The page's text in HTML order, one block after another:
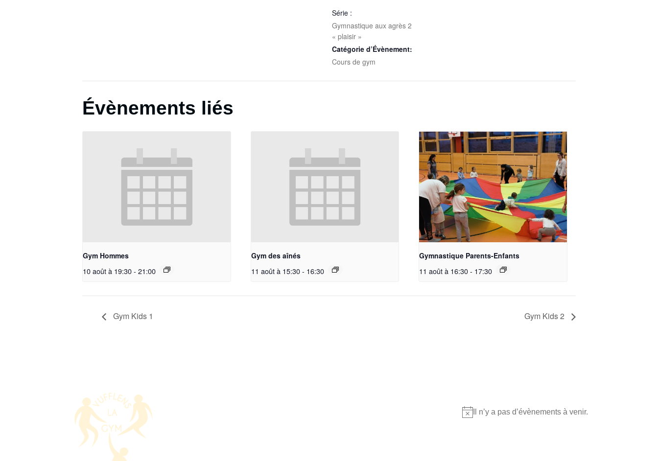
Série :
Gymnastique aux agrès 2
« plaisir »
Catégorie d’Évènement:
Cours de gym
Évènements liés
Gym Hommes
10 août à 19:30- 21:00
Gym des aînés
11 août à 15:30 - 16:30
Gymnastique Parents-Enfants
11 août à 16:30- 17:30
Gym Kids 1 Gym Kids 2
Notice
Il n’y a pas d’évènements à venir.